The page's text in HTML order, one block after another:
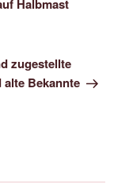
Halbmast
zugestellte
Bekannte